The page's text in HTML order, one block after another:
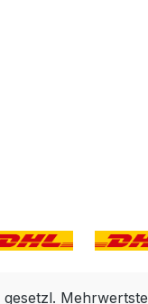
gesetzl.